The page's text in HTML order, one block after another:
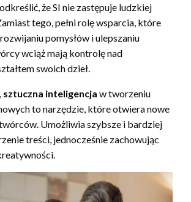
że SI nie zastępuje ludzkiej
tego, pełni rolę wsparcia, które
pomysłów i ulepszaniu
wciąż mają kontrolę nad
swoich dzieł.
sztuczna inteligencja w tworzeniu
to narzędzie, które otwiera nowe
Umożliwia szybsze i bardziej
treści, jednocześnie zachowując